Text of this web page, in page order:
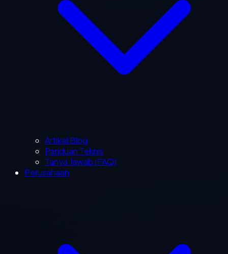
Artikel Blog
Panduan Teknis
Tanya Jawab (FAQ)
Perusahaan